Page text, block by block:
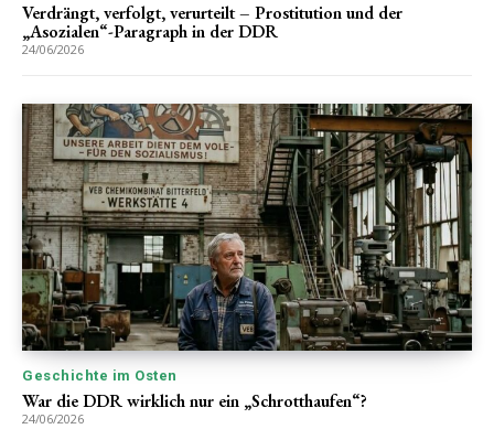
Verdrängt, verfolgt, verurteilt – Prostitution und der
„Asozialen“-Paragraph in der DDR
24/06/2026
Geschichte im Osten
War die DDR wirklich nur ein „Schrotthaufen“?
24/06/2026